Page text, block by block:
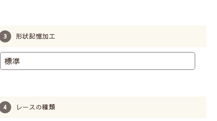
上質な生地で作った完全遮光カーテン
遮熱効果で冷暖房の効率アップ。省エネにぴった
り。
形状記憶加工
レースの種類